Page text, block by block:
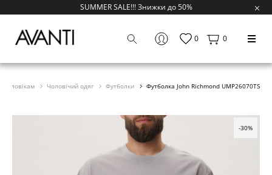
SUMMER SALE!!! Знижки до 50%
0 0
Чоловікам Чоловічий одяг Футболки Футболка John Richmond UMP26070TS
-30%